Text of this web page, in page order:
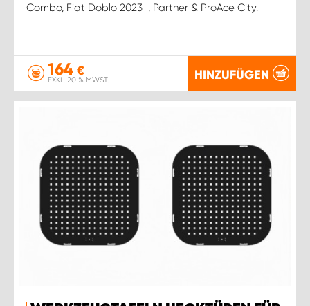
Combo, Fiat Doblo 2023-, Partner & ProAce City.
164 €
EXKL. 20 % MWST. HINZUFÜGEN